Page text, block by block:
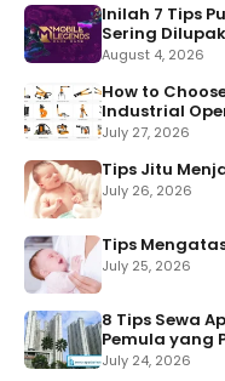
Inilah 7 Tips
Sering
August 4, 2026
How to
Industrial
July 27, 2026
Tips Jitu
July 26, 2026
Tips
July 25, 2026
8 Tips Sewa
Pemula yang
July 24, 2026